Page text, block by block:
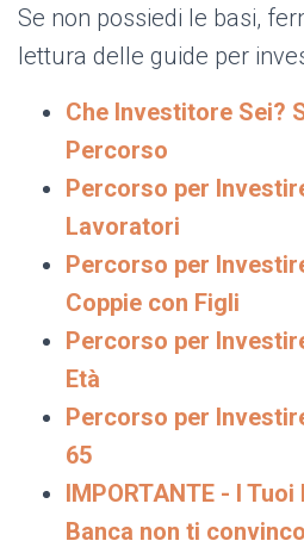
Se non possiedi le basi,
lettura delle guide per
Che Investitore Sei?
Percorso
Percorso per
Lavoratori
Percorso per
Coppie con Figli
Percorso per
Età
Percorso per
65
IMPORTANTE - I
Banca non ti